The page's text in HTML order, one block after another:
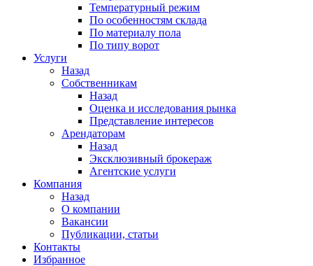
Температурный режим
По особенностям склада
По материалу пола
По типу ворот
Услуги
Назад
Собственникам
Назад
Оценка и исследования рынка
Представление интересов
Арендаторам
Назад
Эксклюзивный брокераж
Агентские услуги
Компания
Назад
О компании
Вакансии
Публикации, статьи
Контакты
Избранное